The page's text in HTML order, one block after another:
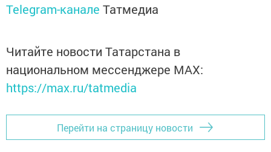
Telegram-канале Татмедиа
Читайте новости Татарстана в
национальном мессенджере MАХ:
https://max.ru/tatmedia
Перейти на страницу новости